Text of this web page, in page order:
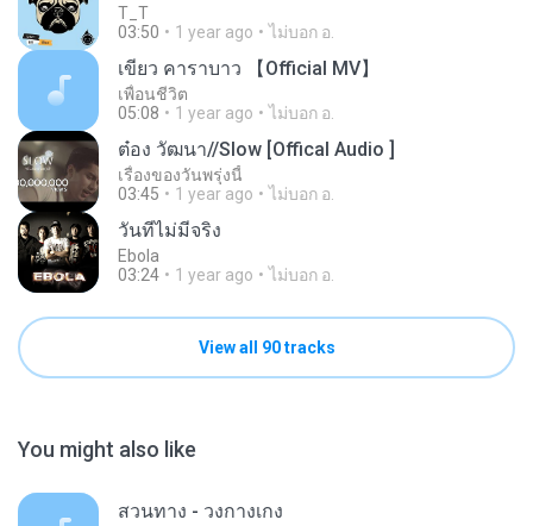
T_T
03:50
1 year ago ไม่บอก อ.
เขียว คาราบาว 【Official MV】
เพื่อนชีวิต
05:08
1 year ago ไม่บอก อ.
ต๋อง วัฒนา//Slow [Offical Audio ]
เรื่องของวันพรุ่งนี้
03:45
1 year ago ไม่บอก อ.
วันที่ไม่มีจริง
Ebola
03:24
1 year ago ไม่บอก อ.
View all 90 tracks
You might also like
สวนทาง - วงกางเกง